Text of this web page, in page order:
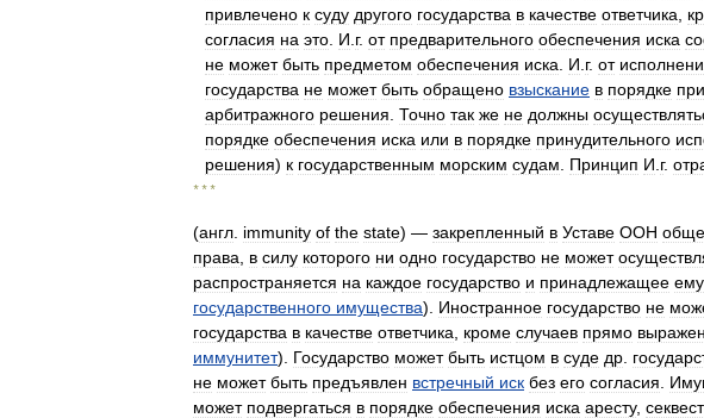
привлечено к суду другого государства в качестве ответчика
согласия на это И г. от предварительного обеспечения иска
не может быть предметом обеспечения иска И г. от
государства не может быть обращено взыскание в порядке
арбитражного решения Точно так же не должны
порядке обеспечения иска или в порядке принудительного
решения) к государственным морским судам Принцип И г.
* * *
(англ immunity of the state) — закрепленный в Уставе ООН
права
в силу которого ни одно государство не может
распространяется на каждое государство и принадлежащее ему
государственного имущества). Иностранное государство не
государства в качестве ответчика кроме случаев прямо
иммунитет). Государство может быть истцом в суде др
не может быть предъявлен встречный иск без его согласия
может подвергаться в порядке обеспечения иска аресту,